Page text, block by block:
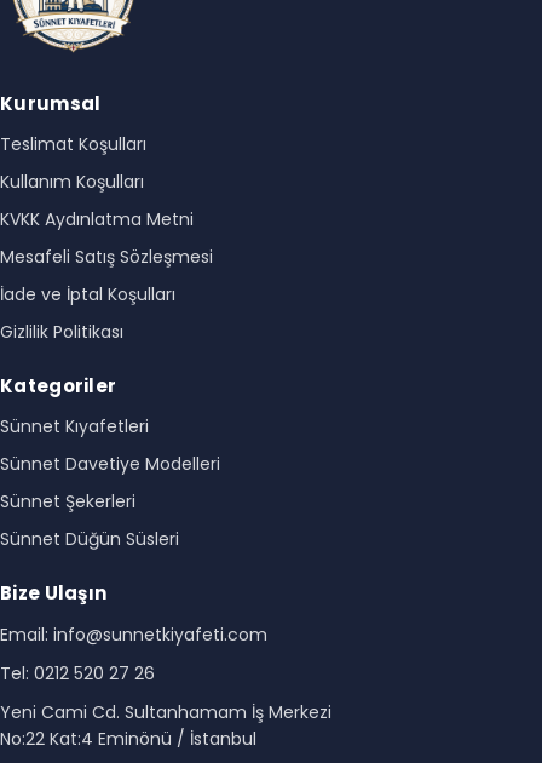
Kurumsal
Teslimat Koşulları
Kullanım Koşulları
KVKK Aydınlatma Metni
Mesafeli Satış Sözleşmesi
İade ve İptal Koşulları
Gizlilik Politikası
Kategoriler
Sünnet Kıyafetleri
Sünnet Davetiye Modelleri
Sünnet Şekerleri
Sünnet Düğün Süsleri
Bize Ulaşın
Email: info@sunnetkiyafeti.com
Tel: 0212 520 27 26
Yeni Cami Cd. Sultanhamam İş Merkezi
No:22 Kat:4 Eminönü / İstanbul